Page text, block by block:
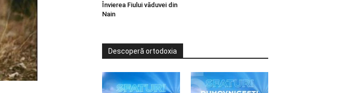
Învierea Fiului văduvei din
Nain
Descoperă ortodoxia